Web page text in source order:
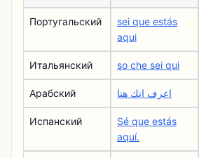
Португальский
sei que estás
aqui
Итальянский so che sei qui
Арабский اعرف انك هنا
Испанский
Sé que estás
aquí.